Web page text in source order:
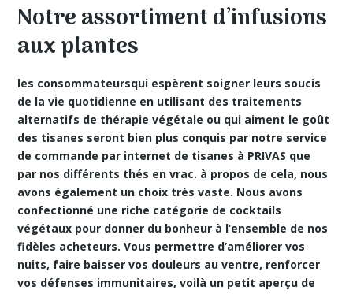
Notre assortiment d’infusions
aux plantes
les consommateursqui espèrent soigner leurs soucis
de la vie quotidienne en utilisant des traitements
alternatifs de thérapie végétale ou qui aiment le goût
des tisanes seront bien plus conquis par notre service
de commande par internet de tisanes à PRIVAS que
par nos différents thés en vrac. à propos de cela, nous
avons également un choix très vaste. Nous avons
confectionné une riche catégorie de cocktails
végétaux pour donner du bonheur à l’ensemble de nos
fidèles acheteurs. Vous permettre d’améliorer vos
nuits, faire baisser vos douleurs au ventre, renforcer
vos défenses immunitaires, voilà un petit aperçu de